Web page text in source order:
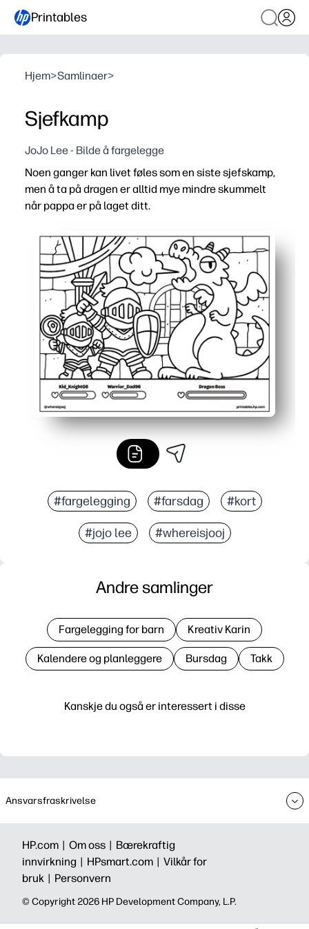
Printables
Hjem>Samlinaer>
Sjefkamp
JoJo Lee - Bilde å fargelegge
Noen ganger kan livet føles som en siste sjefskamp,
men å ta på dragen er alltid mye mindre skummelt
når pappa er på laget ditt.
Skriv ut og gå - du kan sette opp en festlig
Episk drage-og-helte-tema hekter barn som elsker
Oppmuntrer til finmotorisk praksis og gjennomtenkte
Blir til et gaveklart minnesmerke til farsdagen - skyv
#fargelegging #farsdag #kort
#jojo lee #whereisjooj
Kanskje du også er interessert i disse
Andre samlinger
Fargelegging for barn Kreativ Karin
Kalendere og planleggere Bursdag Takk
Ansvarsfraskrivelse
HP.com | Om oss | Bærekraftig
innvirkning | HPsmart.com | Vilkår for
bruk | Personvern
© Copyright 2026 HP Development Company, L.P.